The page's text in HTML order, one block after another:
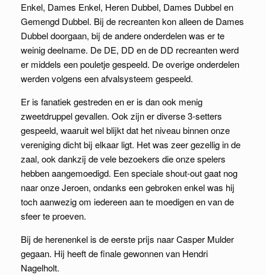
Enkel, Dames Enkel, Heren Dubbel, Dames Dubbel en
Gemengd Dubbel. Bij de recreanten kon alleen de Dames
Dubbel doorgaan, bij de andere onderdelen was er te
weinig deelname. De DE, DD en de DD recreanten werd
er middels een pouletje gespeeld. De overige onderdelen
werden volgens een afvalsysteem gespeeld.
Er is fanatiek gestreden en er is dan ook menig
zweetdruppel gevallen. Ook zijn er diverse 3-setters
gespeeld, waaruit wel blijkt dat het niveau binnen onze
vereniging dicht bij elkaar ligt. Het was zeer gezellig in de
zaal, ook dankzij de vele bezoekers die onze spelers
hebben aangemoedigd. Een speciale shout-out gaat nog
naar onze Jeroen, ondanks een gebroken enkel was hij
toch aanwezig om iedereen aan te moedigen en van de
sfeer te proeven.
Bij de herenenkel is de eerste prijs naar Casper Mulder
gegaan. Hij heeft de finale gewonnen van Hendri
Nagelholt.